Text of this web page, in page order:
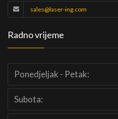
sales@laser-ing.com
Radno vrijeme
Ponedjeljak - Petak:
Subota: